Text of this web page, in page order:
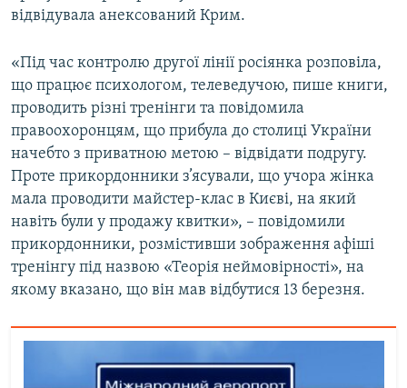
відвідувала анексований Крим.
«Під час контролю другої лінії росіянка розповіла,
що працює психологом, телеведучою, пише книги,
проводить різні тренінги та повідомила
правоохоронцям, що прибула до столиці України
начебто з приватною метою – відвідати подругу.
Проте прикордонники з’ясували, що учора жінка
мала проводити майстер-клас в Києві, на який
навіть були у продажу квитки», – повідомили
прикордонники, розмістивши зображення афіші
тренінгу під назвою «Теорія неймовірності», на
якому вказано, що він мав відбутися 13 березня.